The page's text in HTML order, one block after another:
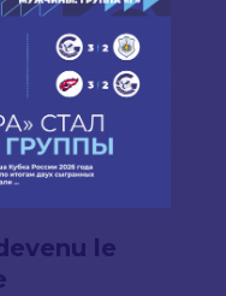
le